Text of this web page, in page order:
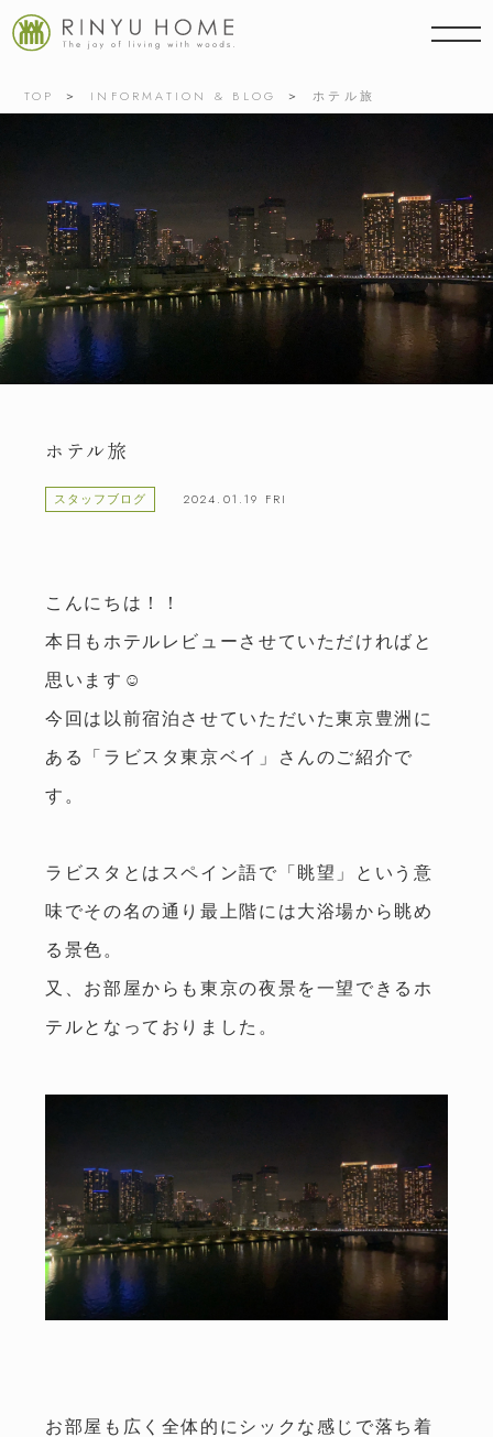
TOP INFORMATION & BLOG ホテル旅
ホテル旅
スタッフブログ 2024.01.19 FRI
こんにちは！！
本日もホテルレビューさせていただければと
思います☺
今回は以前宿泊させていただいた東京豊洲に
ある「ラビスタ東京ベイ」さんのご紹介で
す。
ラビスタとはスペイン語で「眺望」という意
味でその名の通り最上階には大浴場から眺め
る景色。
又、お部屋からも東京の夜景を一望できるホ
テルとなっておりました。
お部屋も広く全体的にシックな感じで落ち着